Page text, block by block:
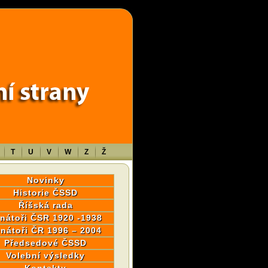
content/themes/sablona/functions.php
T U V W Z Ž
Novinky
Historie ČSSD
Říšská rada
ČSR 1920 -1938
ČR 1996 – 2004
Předsedové ČSSD
Volební výsledky